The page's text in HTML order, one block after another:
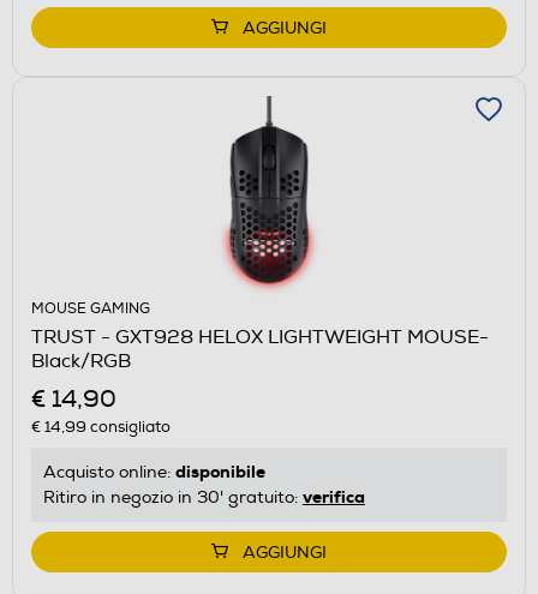
AGGIUNGI
MOUSE GAMING
TRUST - GXT928 HELOX LIGHTWEIGHT MOUSE-
Black/RGB
€ 14,90
€ 14,99 consigliato
Acquisto online: disponibile
Ritiro in negozio in 30' gratuito: verifica
AGGIUNGI